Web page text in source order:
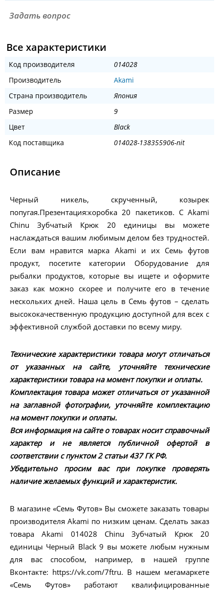
Задать вопрос
Все характеристики
Код производителя
014028
Производитель
Akami
Страна производитель
Япония
Размер
9
Цвет
Black
Код поставщика
014028-138355906-nit
Описание
Черный никель, скрученный, козырек
попугая.Презентация:коробка 20 пакетиков. С Akami
Chinu Зубчатый Крюк 20 единицы вы можете
наслаждаться вашим любимым делом без трудностей.
Если вам нравится марка Akami и их Семь футов
продукт, посетите категории Оборудование для
рыбалки продуктов, которые вы ищете и оформите
заказ как можно скорее и получите его в течение
нескольких дней. Наша цель в Семь футов – сделать
высококачественную продукцию доступной для всех с
эффективной службой доставки по всему миру.
Технические характеристики товара могут отличаться
от указанных на сайте, уточняйте технические
характеристики товара на момент покупки и оплаты.
Комплектация товара может отличаться от указанной
на заглавной фотографии, уточняйте комплектацию
на момент покупки и оплаты.
Вся информация на сайте о товарах носит справочный
характер и не является публичной офертой в
соответствии с пунктом 2 статьи 437 ГК РФ.
Убедительно просим вас при покупке проверять
наличие желаемых функций и характеристик.
В магазине «Семь Футов» Вы сможете заказать товары
производителя Akami по низким ценам. Сделать заказ
товара Akami 014028 Chinu Зубчатый Крюк 20
единицы Черный Black 9 вы можете любым нужным
для вас способом, например, в нашей группе
Вконтакте: https://vk.com/7ftru. В нашем мегамаркете
«Семь Футов» работают квалифицированные